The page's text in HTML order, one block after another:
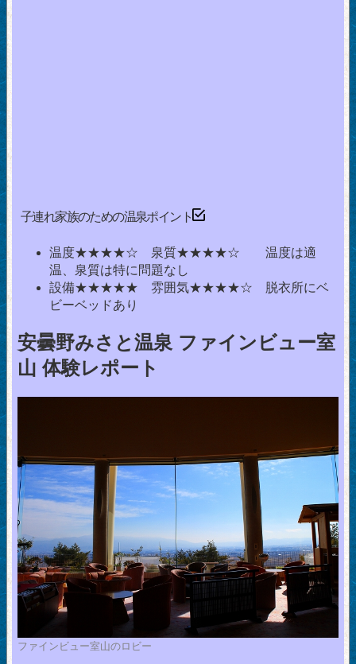
子連れ家族のための温泉ポイント
温度★★★★☆ 泉質★★★★☆ 温度は適
温、泉質は特に問題なし
設備★★★★★ 雰囲気★★★★☆ 脱衣所にベ
ビーベッドあり
安曇野みさと温泉 ファインビュー室
山 体験レポート
ファインビュー室山のロビー